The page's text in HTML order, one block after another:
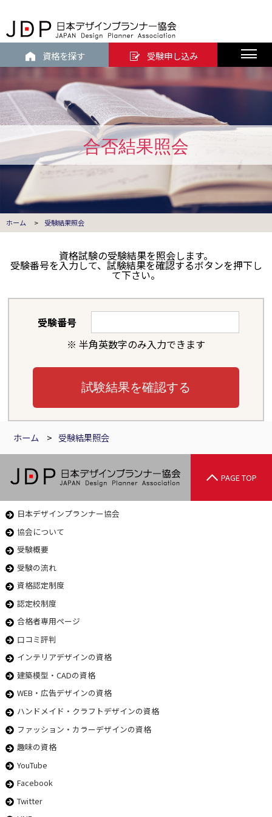
資格を探す 受験申し込み
合否結果照会
ホーム > 受験結果照会
資格試験の受験結果を照会します。
受験番号を入力して、試験結果を確認するボタンを押下し
て下さい。
受験番号
※ 半角英数字のみ入力できます
試験結果を確認する
ホーム > 受験結果照会
PAGE TOP
日本デザインプランナー協会
協会について
受験概要
受験の流れ
資格認定制度
認定校制度
合格者専用ページ
口コミ評判
インテリアデザインの資格
建築模型・CADの資格
WEB・広告デザインの資格
ハンドメイド・クラフトデザインの資格
ファッション・カラーデザインの資格
趣味の資格
YouTube
Facebook
Twitter